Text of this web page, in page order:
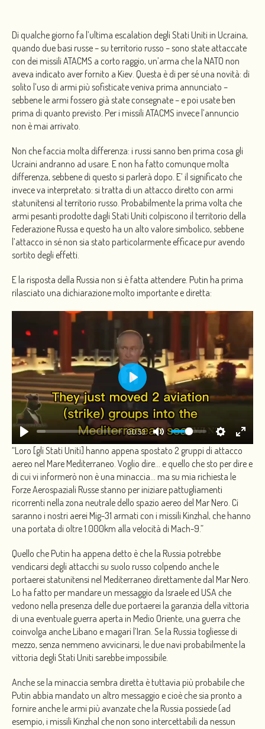
Di qualche giorno fa l’ultima escalation degli Stati Uniti in Ucraina,
quando due basi russe – su territorio russo – sono state attaccate
con dei missili ATACMS a corto raggio, un’arma che la NATO non
aveva indicato aver fornito a Kiev. Questa è di per sé una novità: di
solito l’uso di armi più sofisticate veniva prima annunciato –
sebbene le armi fossero già state consegnate – e poi usate ben
prima di quanto previsto. Per i missili ATACMS invece l’annuncio
non è mai arrivato.
Non che faccia molta differenza: i russi sanno ben prima cosa gli
Ucraini andranno ad usare. E non ha fatto comunque molta
differenza, sebbene di questo si parlerà dopo. E’ il significato che
invece va interpretato: si tratta di un attacco diretto con armi
statunitensi al territorio russo. Probabilmente la prima volta che
armi pesanti prodotte dagli Stati Uniti colpiscono il territorio della
Federazione Russa e questo ha un alto valore simbolico, sebbene
l’attacco in sé non sia stato particolarmente efficace pur avendo
sortito degli effetti.
E la risposta della Russia non si è fatta attendere. Putin ha prima
rilasciato una dichiarazione molto importante e diretta:
00:53
PLAY
“Loro [gli Stati Uniti] hanno appena spostato 2 gruppi di attacco
aereo nel Mare Mediterraneo. Voglio dire… e quello che sto per dire e
di cui vi informerò non è una minaccia… ma su mia richiesta le
Forze Aerospaziali Russe stanno per iniziare pattugliamenti
ricorrenti nella zona neutrale dello spazio aereo del Mar Nero. Ci
saranno i nostri aerei Mig-31 armati con i missili Kinzhal, che hanno
una portata di oltre 1.000km alla velocità di Mach-9.”
Quello che Putin ha appena detto è che la Russia potrebbe
vendicarsi degli attacchi su suolo russo colpendo anche le
portaerei statunitensi nel Mediterraneo direttamente dal Mar Nero.
Lo ha fatto per mandare un messaggio da Israele ed USA che
vedono nella presenza delle due portaerei la garanzia della vittoria
di una eventuale guerra aperta in Medio Oriente, una guerra che
coinvolga anche Libano e magari l’Iran. Se la Russia togliesse di
mezzo, senza nemmeno avvicinarsi, le due navi probabilmente la
vittoria degli Stati Uniti sarebbe impossibile.
Anche se la minaccia sembra diretta è tuttavia più probabile che
Putin abbia mandato un altro messaggio e cioè che sia pronto a
fornire anche le armi più avanzate che la Russia possiede (ad
esempio, i missili Kinzhal che non sono intercettabili da nessun